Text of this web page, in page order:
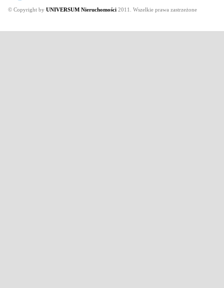
© Copyright by UNIVERSUM Nieruchomości 2011. Wszelkie prawa zastrzeżone